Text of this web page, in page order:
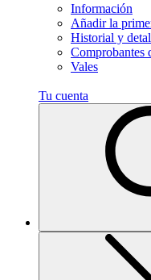
Información
Añadir la
Historial y
Comprobantes
Vales
Tu cuenta